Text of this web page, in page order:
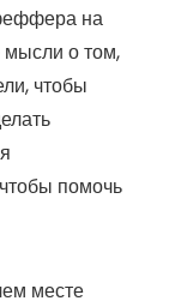
на
мысли о том,
чтобы
помочь
месте